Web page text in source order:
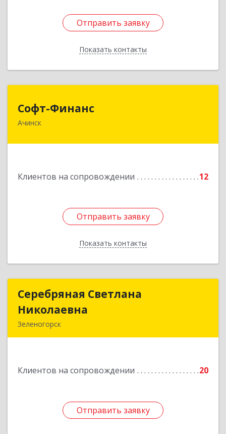
Отправить заявку
Показать контакты
Отправить заявку
Назад
Софт-Финанс
Ачинск
Клиентов на сопровождении 12
Отправить заявку
Показать контакты
662150, Красноярский край, Ачинск г, 1-й мкр,
Отправить заявку
Назад
Серебряная Светлана
Николаевна
Зеленогорск
Клиентов на сопровождении 20
Отправить заявку
Серебряная Светлана
Подробнее
Отправить заявку